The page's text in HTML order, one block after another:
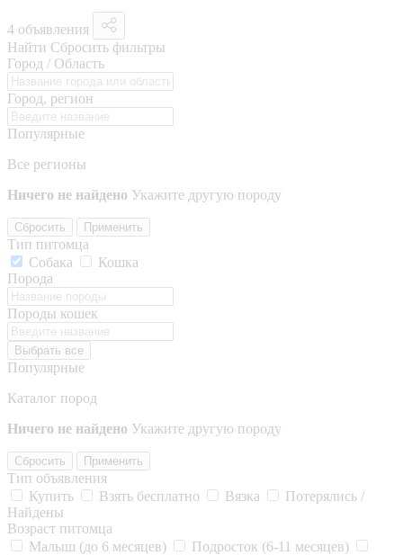
4 объявления
Найти Сбросить фильтры
Город / Область
Город, регион
Популярные
Все регионы
Ничего не найдено Укажите другую породу
Сбросить Применить
Тип питомца
Собака
Кошка
Порода
Породы кошек
Выбрать все
Популярные
Каталог пород
Ничего не найдено Укажите другую породу
Сбросить Применить
Тип объявления
Купить
Взять бесплатно Вязка
Потерялись /
Найдены
Возраст питомца
Малыш (до 6 месяцев)
Подросток (6-11 месяцев)